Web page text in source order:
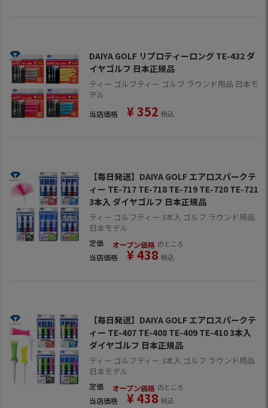
DAIYA GOLF リプロティーロング TE-432 ダ
イヤゴルフ 日本正規品
ティー ゴルフティー ゴルフ ラウンド用品 日本モ
デル
当店価格 ¥352 税込
【毎日発送】DAIYA GOLF エアロスパークテ
ィー TE-717 TE-718 TE-719 TE-720 TE-721
3本入 ダイヤゴルフ 日本正規品
ティー ゴルフティー 3本入 ゴルフ ラウンド用品
日本モデル
定価 オープン価格 のところ
当店価格 ¥438 税込
【毎日発送】DAIYA GOLF エアロスパークテ
ィー TE-407 TE-408 TE-409 TE-410 3本入
ダイヤゴルフ 日本正規品
ティー ゴルフティー 3本入 ゴルフ ラウンド用品
日本モデル
定価 オープン価格 のところ
当店価格 ¥438 税込